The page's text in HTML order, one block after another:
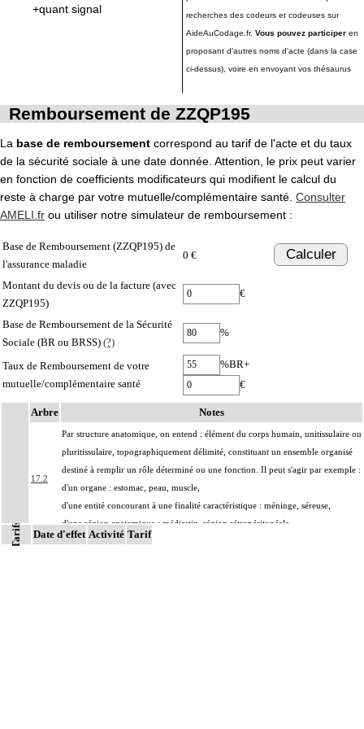
+quant signal
recherches des codeurs et codeuses sur
AideAuCodage.fr. Vous pouvez participer en
proposant d'autres noms d'acte (dans la case
ci-dessus), voire en envoyant vos thésaurus
Remboursement de ZZQP195
La base de remboursement correspond au tarif de l'acte et du taux
de la sécurité sociale à une date donnée. Attention, le prix peut varier
en fonction de coefficients modificateurs qui modifient le calcul du
reste à charge par votre mutuelle/complémentaire santé. Consulter
AMELI.fr ou utiliser notre simulateur de remboursement :
Base de Remboursement (ZZQP195) de
l'assurance maladie
0 € Calculer
Montant du devis ou de la facture (avec
ZZQP195)
€
Base de Remboursement de la Sécurité
Sociale (BR ou BRSS) (?)
%
Taux de Remboursement de votre
mutuelle/complémentaire santé
%BR+
€
Arbre Notes
17.2
Par structure anatomique, on entend : élément du corps humain, unitissulaire ou
pluritissulaire, topographiquement délimité, constituant un ensemble organisé
destiné à remplir un rôle déterminé ou une fonction. Il peut s'agir par exemple :
d'un organe : estomac, peau, muscle,
d'une entité concourant à une finalité caractéristique : méninge, séreuse,
d'une région anatomique : médiastin, région rétropéritonéale
Par prélèvements non différenciés [non individualisés], on entend :
Tarifs Date d'effet Activité Tarif